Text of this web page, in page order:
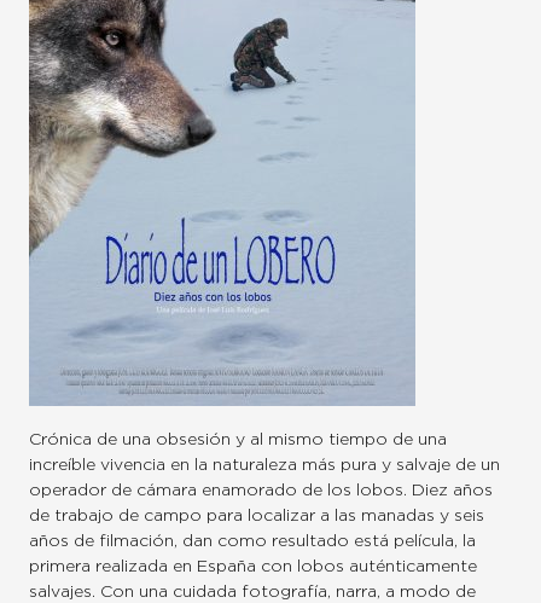
Crónica de una obsesión y al mismo tiempo de una
increíble vivencia en la naturaleza más pura y salvaje de un
operador de cámara enamorado de los lobos. Diez años
de trabajo de campo para localizar a las manadas y seis
años de filmación, dan como resultado está película, la
primera realizada en España con lobos auténticamente
salvajes. Con una cuidada fotografía, narra, a modo de